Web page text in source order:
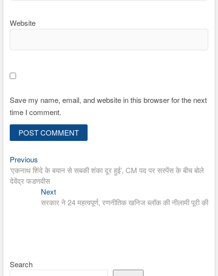
Website
Save my name, email, and website in this browser for the next
time I comment.
Post
navigation
PreviousPrevious
post:
‘एकनाथ शिंदे के बयान से सबकी शंका दूर हुई’, CM पद पर सस्पेंस के बीच बोले
देवेंद्र फडणवीस
NextNext
post:
सरकार ने 24 महत्वपूर्ण, रणनीतिक खनिज ब्लॉक की नीलामी पूरी की
Search